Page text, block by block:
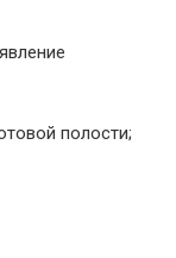
полости;